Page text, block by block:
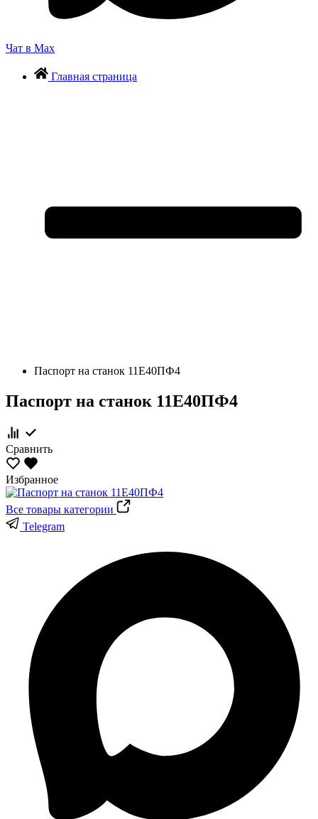
Чат в Max
Главная страница
Паспорт на станок 11Е40ПФ4
Паспорт на станок 11Е40ПФ4
Сравнить
Избранное
Все товары категории
Telegram